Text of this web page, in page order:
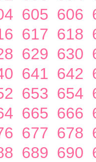
605 606
617 618
629 630
641 642
653 654
665 666
677 678
689 690